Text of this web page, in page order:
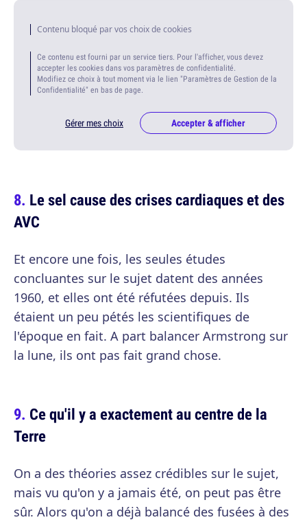
Contenu bloqué par vos choix de cookies
Ce contenu est fourni par un service tiers. Pour l'afficher, vous devez
accepter les cookies dans vos paramètres de confidentialité.
Modifiez ce choix à tout moment via le lien "Paramètres de Gestion de la
Confidentialité" en bas de page.
Gérer mes choix Accepter & afficher
Le sel cause des crises cardiaques et des
AVC
Et encore une fois, les seules études
concluantes sur le sujet datent des années
1960, et elles ont été réfutées depuis. Ils
étaient un peu pétés les scientifiques de
l'époque en fait. A part balancer Armstrong sur
la lune, ils ont pas fait grand chose.
Ce qu'il y a exactement au centre de la
Terre
On a des théories assez crédibles sur le sujet,
mais vu qu'on y a jamais été, on peut pas être
sûr. Alors qu'on a déjà balancé des fusées à des